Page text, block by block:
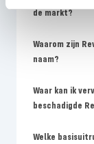
de markt?
Waarom zijn
naam?
Waar kan ik
beschadigde
Welke